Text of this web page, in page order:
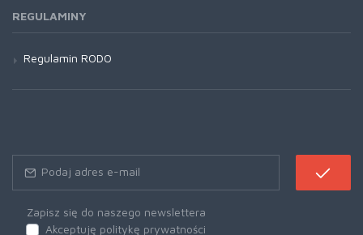
REGULAMINY
Regulamin RODO
Zapisz się do naszego newslettera
Akceptuję politykę prywatności